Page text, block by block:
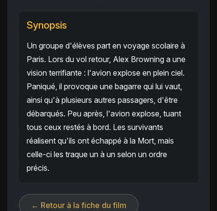
Synopsis
Un groupe d'élèves part en voyage scolaire à
Paris. Lors du vol retour, Alex Browning a une
vision terrifiante : l'avion explose en plein ciel.
Paniqué, il provoque une bagarre qui lui vaut,
ainsi qu'à plusieurs autres passagers, d'être
débarqués. Peu après, l'avion explose, tuant
tous ceux restés à bord. Les survivants
réalisent qu'ils ont échappé à la Mort, mais
celle-ci les traque un à un selon un ordre
précis.
← Retour à la fiche du film